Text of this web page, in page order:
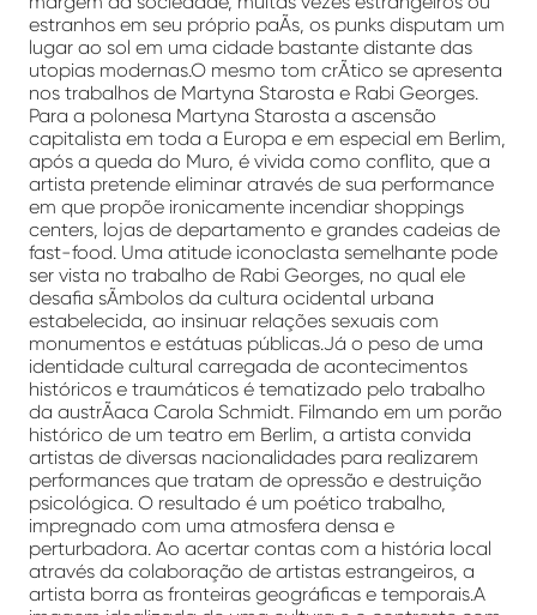
estranhos em seu próprio paÃ­s, os punks disputam um
lugar ao sol em uma cidade bastante distante das
utopias modernas.O mesmo tom crÃ­tico se apresenta
nos trabalhos de Martyna Starosta e Rabi Georges.
Para a polonesa Martyna Starosta a ascensão
capitalista em toda a Europa e em especial em Berlim,
após a queda do Muro, é vivida como conflito, que a
artista pretende eliminar através de sua performance
em que propõe ironicamente incendiar shoppings
centers, lojas de departamento e grandes cadeias de
fast-food. Uma atitude iconoclasta semelhante pode
ser vista no trabalho de Rabi Georges, no qual ele
desafia sÃ­mbolos da cultura ocidental urbana
estabelecida, ao insinuar relações sexuais com
monumentos e estátuas públicas.Já o peso de uma
identidade cultural carregada de acontecimentos
históricos e traumáticos é tematizado pelo trabalho
da austrÃ­aca Carola Schmidt. Filmando em um porão
histórico de um teatro em Berlim, a artista convida
artistas de diversas nacionalidades para realizarem
performances que tratam de opressão e destruição
psicológica. O resultado é um poético trabalho,
impregnado com uma atmosfera densa e
perturbadora. Ao acertar contas com a história local
através da colaboração de artistas estrangeiros, a
artista borra as fronteiras geográficas e temporais.A